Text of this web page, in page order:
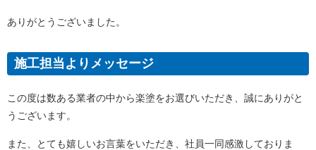
ありがとうございました。
施工担当よりメッセージ
この度は数ある業者の中から楽塗をお選びいただき、誠にありがと
うございます。
また、とても嬉しいお言葉をいただき、社員一同感激しておりま